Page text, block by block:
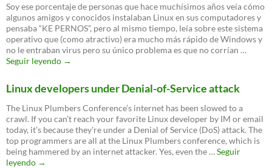
Soy ese porcentaje de personas que hace muchísimos años veía cómo
algunos amigos y conocidos instalaban Linux en sus computadores y
pensaba “KE PERNOS”, pero al mismo tiempo, leía sobre este sistema
operativo que (como atractivo) era mucho más rápido de Windows y
no le entraban virus pero su único problema es que no corrían …
Seguir leyendo Una
usando
Linux,
parte
I
→
Linux developers under Denial-of-Service attack
The Linux Plumbers Conference’s internet has been slowed to a
crawl. If you can’t reach your favorite Linux developer by IM or email
today, it’s because they’re under a Denial of Service (DoS) attack. The
top programmers are all at the Linux Plumbers conference, which is
being hammered by an internet attacker. Yes, even the …Seguir
leyendo Linux
→